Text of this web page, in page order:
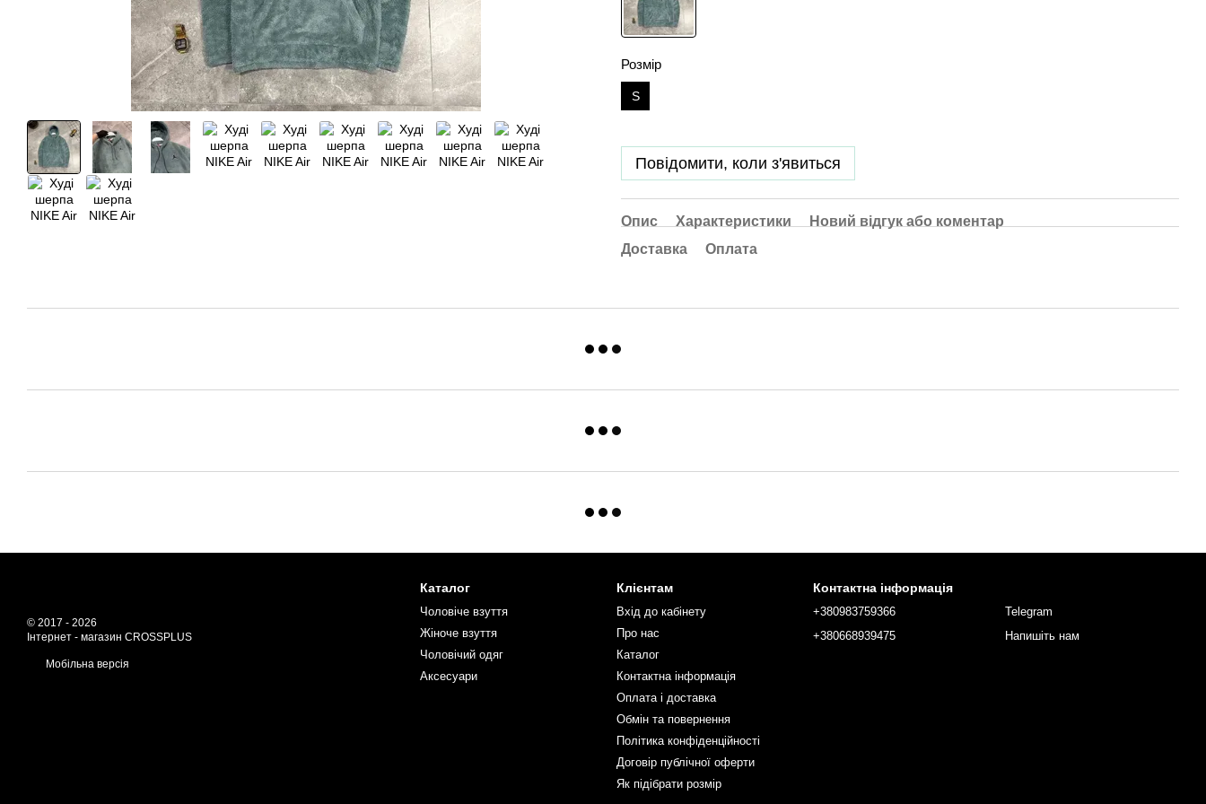
Розмір
S
Повідомити, коли з'явиться
Опис Характеристики
Новий відгук або коментар
Доставка
Оплата
© 2017 - 2026
Інтернет - магазин CROSSPLUS
Мобільна версія
Каталог
Чоловiче взуття
Жіноче взуття
Чоловiчий одяг
Аксесуари
Клієнтам
Вхід до кабінету
Про нас
Каталог
Контактна інформація
Оплата і доставка
Обмін та повернення
Політика конфіденційності
Договір публічної оферти
Як пiдiбрати розмiр
Контактна інформація
+380983759366
+380668939475
Telegram
Напишіть нам